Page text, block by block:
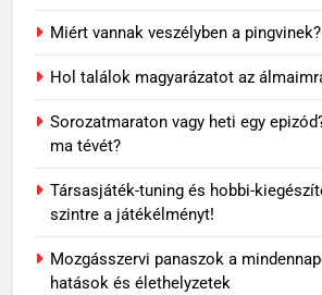
Miért vannak veszélyben a pingvinek?
Hol találok magyarázatot az
Sorozatmaraton vagy heti egy
ma tévét?
Társasjáték-tuning és hobbi-
szintre a játékélményt!
Mozgásszervi panaszok a
hatások és élethelyzetek
2
levele? Ezek
leggyakoribb
OTTHON
Így készülj fel
OTTHON